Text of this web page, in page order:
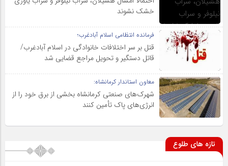
خشک نشوند
فرمانده انتظامی اسلام آبادغرب؛
قتل بر سر اختلافات خانوادگی در اسلام آبادغرب/
قاتل دستگیر و تحویل مراجع قضایی شد
معاون استاندار کرمانشاه:
شهرک‌های صنعتی کرمانشاه بخشی از برق خود را از
انرژی‌های پاک تأمین کنند
تازه های طلوع